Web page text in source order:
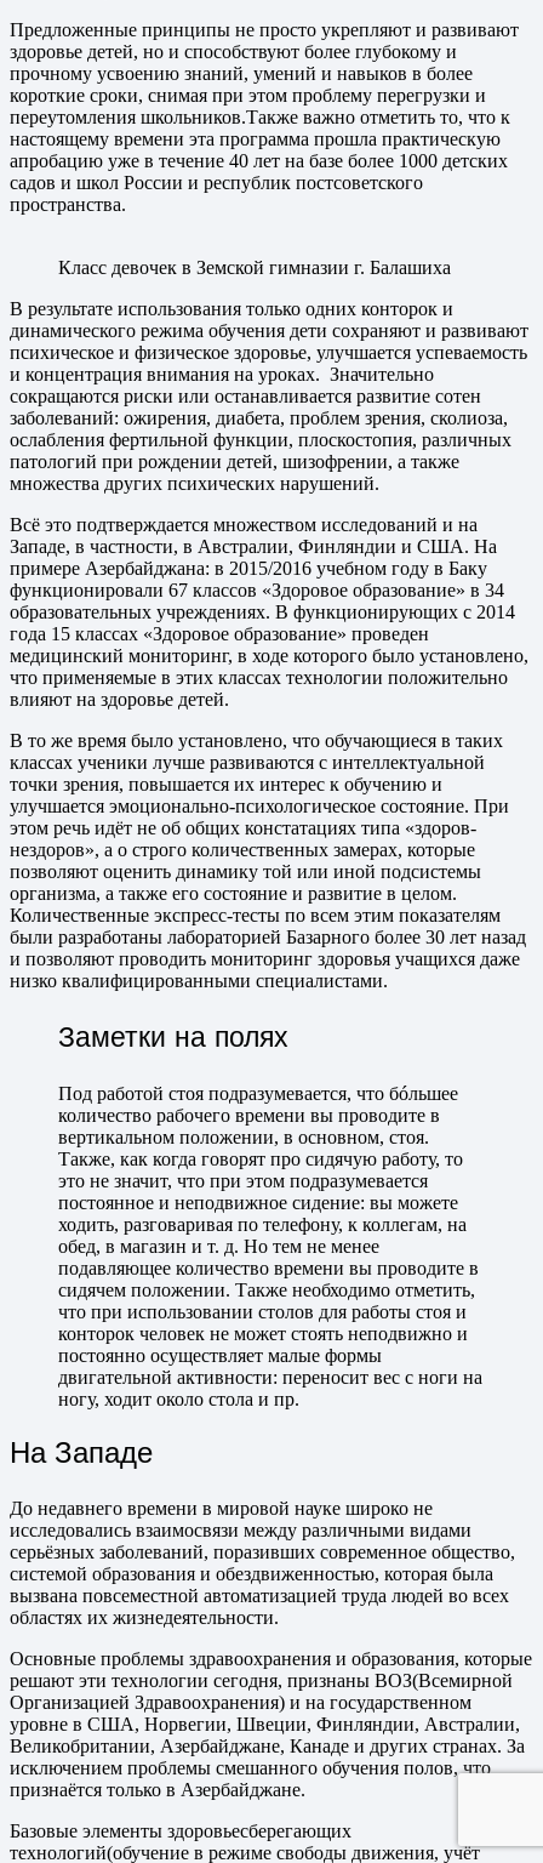
Предложенные принципы не просто укрепляют и развивают
здоровье детей, но и способствуют более глубокому и
прочному усвоению знаний, умений и навыков в более
короткие сроки, снимая при этом проблему перегрузки и
переутомления школьников.Также важно отметить то, что к
настоящему времени эта программа прошла практическую
апробацию уже в течение 40 лет на базе более 1000 детских
садов и школ России и республик постсоветского
пространства.
Класс девочек в Земской гимназии г. Балашиха
В результате использования только одних конторок и
динамического режима обучения дети сохраняют и развивают
психическое и физическое здоровье, улучшается успеваемость
и концентрация внимания на уроках. Значительно
сокращаются риски или останавливается развитие сотен
заболеваний: ожирения, диабета, проблем зрения, сколиоза,
ослабления фертильной функции, плоскостопия, различных
патологий при рождении детей, шизофрении, а также
множества других психических нарушений.
Всё это подтверждается множеством исследований и на
Западе, в частности, в Австралии, Финляндии и США. На
примере Азербайджана: в 2015/2016 учебном году в Баку
функционировали 67 классов «Здоровое образование» в 34
образовательных учреждениях. В функционирующих c 2014
года 15 классах «Здоровое образование» проведен
медицинский мониторинг, в ходе которого было установлено,
что применяемые в этих классах технологии положительно
влияют на здоровье детей.
В то же время было установлено, что обучающиеся в таких
классах ученики лучше развиваются с интеллектуальной
точки зрения, повышается их интерес к обучению и
улучшается эмоционально-психологическое состояние. При
этом речь идёт не об общих констатациях типа «здоров-
нездоров», а о строго количественных замерах, которые
позволяют оценить динамику той или иной подсистемы
организма, а также его состояние и развитие в целом.
Количественные экспресс-тесты по всем этим показателям
были разработаны лабораторией Базарного более 30 лет назад
и позволяют проводить мониторинг здоровья учащихся даже
низко квалифицированными специалистами.
Заметки на полях
Под работой стоя подразумевается, что бóльшее
количество рабочего времени вы проводите в
вертикальном положении, в основном, стоя.
Также, как когда говорят про сидячую работу, то
это не значит, что при этом подразумевается
постоянное и неподвижное сидение: вы можете
ходить, разговаривая по телефону, к коллегам, на
обед, в магазин и т. д. Но тем не менее
подавляющее количество времени вы проводите в
сидячем положении. Также необходимо отметить,
что при использовании столов для работы стоя и
конторок человек не может стоять неподвижно и
постоянно осуществляет малые формы
двигательной активности: переносит вес с ноги на
ногу, ходит около стола и пр.
На Западе
До недавнего времени в мировой науке широко не
исследовались взаимосвязи между различными видами
серьёзных заболеваний, поразивших современное общество,
системой образования и обездвиженностью, которая была
вызвана повсеместной автоматизацией труда людей во всех
областях их жизнедеятельности.
Основные проблемы здравоохранения и образования, которые
решают эти технологии сегодня, признаны ВОЗ(Всемирной
Организацией Здравоохранения) и на государственном
уровне в США, Норвегии, Швеции, Финляндии, Австралии,
Великобритании, Азербайджане, Канаде и других странах. За
исключением проблемы смешанного обучения полов, что
признаётся только в Азербайджане.
Базовые элементы здоровьесберегающих
технологий(обучение в режиме свободы движения, учёт